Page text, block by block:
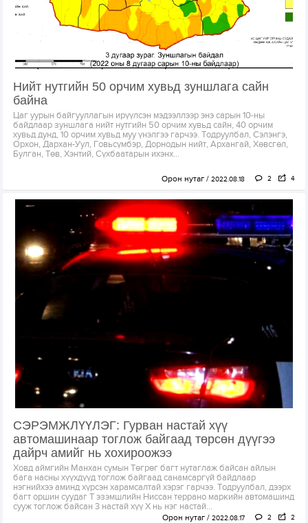
Нийт нутгийн 50 орчим хувьд зуншлага сайн
байна
Цаг уурын байгууллагын ирүүлсэн мэдээллээр энэ сарын 10-ны
байдлаар зуншлага нийт нутгийн 50 орчим хувьд сайн, 40 орчим
хувьд дунд, 10 орчим хувьд муу үнэлгээ гарчээ. Тодруулбал, Сэлэнгэ,
Орхон, Дархан-Уул, Говьсүмбэр, Дорнодын нийт, Архангай, Хөвсгөл,
Булган, Төв, Хэнтий, Сүхбаатарын ихэнх...
Орон нутаг 2022.08.18 2 4
СЭРЭМЖЛҮҮЛЭГ: Гурван настай хүү
автомашинаар тоглож байгаад төрсөн дүүгээ
дайрч амийг нь хохироожээ
Ховд аймгийн Манхан сумын Төгрөг багт нутаглаж байсан айлын
бага насны хүүхдүүд тоглож байгаад санамсаргүй байдлаар
нэгнийхээ аминд хүрсэн харамсалтай хэрэг гарчээ. Тодруулбал, дээрх
багт оршин суудаг Т эзэмшлийн Ниссан террано маркийн автомашинд
сууж тоглож байсан 3 настай хүү Х нь нэг настай...
Орон нутаг 2022.08.17 2 2